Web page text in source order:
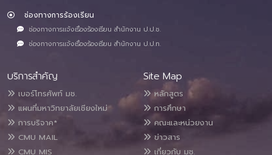
ช่องทางการร้องเรียน
ช่องทางการแจ้งเรื่องร้องเรียน สำนักงาน ป.ป.ช.
ช่องทางการแจ้งเรื่องร้องเรียน สำนักงาน ป.ป.ท.
บริการสำคัญ
เบอร์โทรศัพท์ มช.
แผนที่มหาวิทยาลัยเชียงใหม่
การบริจาค*
CMU MAIL
CMU MIS
Site Map
หลักสูตร
การศึกษา
คณะและหน่วยงาน
ข่าวสาร
เกี่ยวกับ มช.